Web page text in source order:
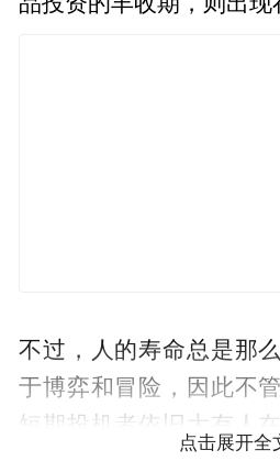
不过，人的寿命总是那
于博弈和冒险，因此不
短期投机者依旧大有人
点击展开全